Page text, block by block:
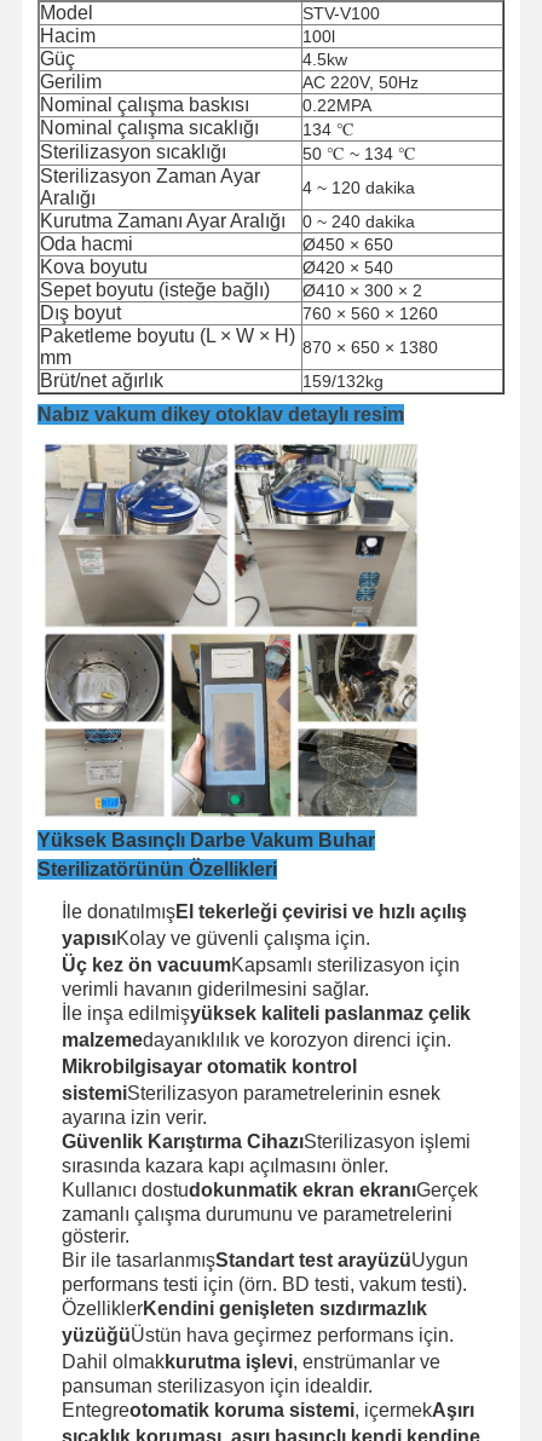
Evde Ürünler Videolar
Fabrika Turu Kalite Kontrol Bize Ulaşın
Davalar
Yatay Otoklav Sterilizatörü
Dikey Otoklav Makinesi
Masaüstü Otoklav
Taşınabilir Otoklav Makinesi
Düşük Sıcaklık Plazma Sterilizatörü
Model
STV-V100
Hacim 100l
Güç 4.5kw
Gerilim AC 220V, 50Hz
Nominal çalışma baskısı 0.22MPA
Nominal çalışma sıcaklığı 134 ℃
Sterilizasyon sıcaklığı 50 ℃ ~ 134 ℃
Sterilizasyon Zaman Ayar
Aralığı
4 ~ 120 dakika
Kurutma Zamanı Ayar Aralığı 0 ~ 240 dakika
Oda hacmi Ø450 × 650
Kova boyutu Ø420 × 540
Sepet boyutu (isteğe bağlı) Ø410 × 300 × 2
Dış boyut 760 × 560 × 1260
Paketleme boyutu (L × W × H)
mm
870 × 650 × 1380
Brüt/net ağırlık 159/132kg
Nabız vakum dikey otoklav detaylı resim
Yüksek Basınçlı Darbe Vakum Buhar
Sterilizatörünün Özellikleri
İle donatılmışEl tekerleği çevirisi ve hızlı açılış
yapısıKolay ve güvenli çalışma için.
Üç kez ön vacuumKapsamlı sterilizasyon için
verimli havanın giderilmesini sağlar.
İle inşa edilmişyüksek kaliteli paslanmaz çelik
malzemedayanıklılık ve korozyon direnci için.
Mikrobilgisayar otomatik kontrol
sistemiSterilizasyon parametrelerinin esnek
ayarına izin verir.
Güvenlik Karıştırma CihazıSterilizasyon işlemi
sırasında kazara kapı açılmasını önler.
Kullanıcı dostudokunmatik ekran ekranıGerçek
zamanlı çalışma durumunu ve parametrelerini
gösterir.
Bir ile tasarlanmışStandart test arayüzüUygun
performans testi için (örn. BD testi, vakum testi).
ÖzelliklerKendini genişleten sızdırmazlık
yüzüğüÜstün hava geçirmez performans için.
Dahil olmakkurutma işlevi, enstrümanlar ve
pansuman sterilizasyon için idealdir.
Entegreotomatik koruma sistemi, içermekAşırı
sıcaklık koruması, aşırı basınçlı kendi kendine